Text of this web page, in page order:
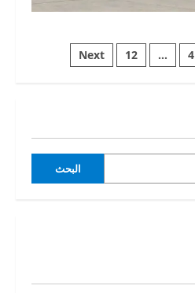
4
…
12
Next
البحث